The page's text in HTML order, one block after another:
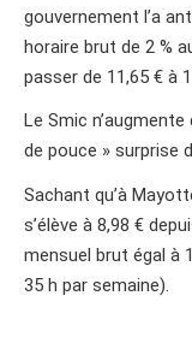
gouvernement l’a
horaire brut de 2 %
passer de 11,65 € à
Le Smic
de pouce » surprise
Sachant qu’à
s’élève à 8,98 €
mensuel brut égal à
35 h par semaine).